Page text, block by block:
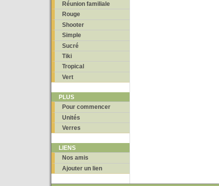
Réunion familiale
Rouge
Shooter
Simple
Sucré
Tiki
Tropical
Vert
PLUS
Pour commencer
Unités
Verres
LIENS
Nos amis
Ajouter un lien